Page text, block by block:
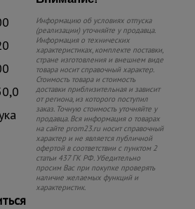
Информацию об условиях отпуска
(реализации) уточняйте у продавца.
Информация о технических
характеристиках, комплекте поставки,
стране изготовления и внешнем виде
товара носит справочный характер.
Стоимость товара и стоимость
доставки приблизительная и зависит
от региона, из которого поступил
заказ. Точную стоимость уточняйте у
продавца. Вся информация о товарах
на сайте prom23.ru носит справочный
характер и не является публичной
офертой в соответствии с пунктом 2
статьи 437 ГК РФ. Убедительно
просим Вас при покупке проверять
наличие желаемых функций и
характеристик.